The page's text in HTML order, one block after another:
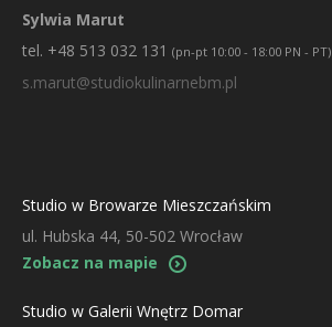
Sylwia Marut
tel. +48 513 032 131 (pn-pt 10:00 - 18:00 PN - PT)
s.marut@studiokulinarnebm.pl
Studio w Browarze Mieszczańskim
ul. Hubska 44, 50-502 Wrocław
Zobacz na mapie
Studio w Galerii Wnętrz Domar